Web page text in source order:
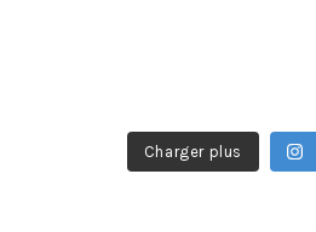
Charger plus